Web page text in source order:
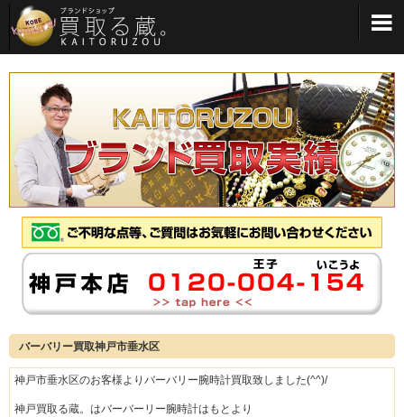
バーバリー買取神戸市垂水区
神戸市垂水区のお客様よりバーバリー腕時計買取致しました(^^)/
神戸買取る蔵。はバーバーリー腕時計はもとより